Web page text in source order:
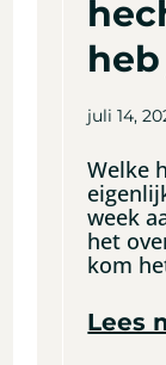
juli 14,
Welke
week
het
kom
Lees